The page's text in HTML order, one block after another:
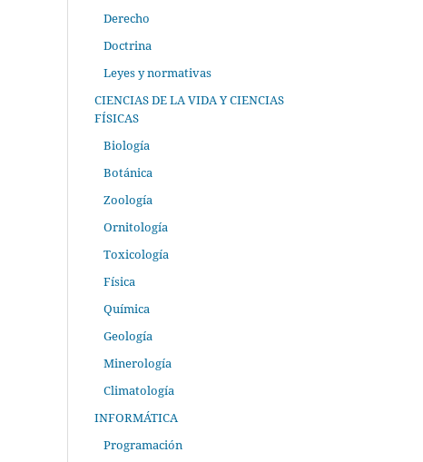
Derecho
Doctrina
Leyes y normativas
CIENCIAS DE LA VIDA Y CIENCIAS
FÍSICAS
Biología
Botánica
Zoología
Ornitología
Toxicología
Física
Química
Geología
Minerología
Climatología
INFORMÁTICA
Programación